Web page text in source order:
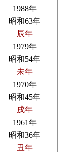
1988年
昭和63年
辰年
1979年
昭和54年
未年
1970年
昭和45年
戌年
1961年
昭和36年
丑年